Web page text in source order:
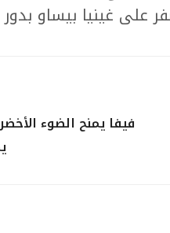
فيفا يمنح الضوء